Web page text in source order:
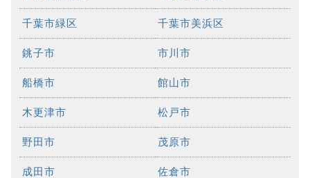
千葉市緑区 千葉市美浜区
銚子市 市川市
船橋市 館山市
木更津市 松戸市
野田市 茂原市
成田市 佐倉市